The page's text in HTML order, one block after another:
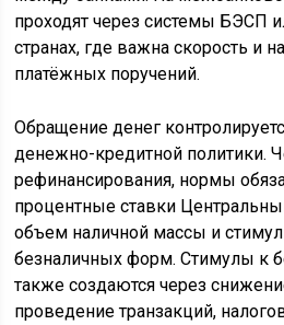
проходят через системы БЭСП
странах, где важна скорость и
платёжных поручений.
Обращение денег
денежно-кредитной политики.
рефинансирования, нормы
процентные ставки
объем наличной массы и
безналичных форм. Стимулы к
также создаются через
проведение транзакций,